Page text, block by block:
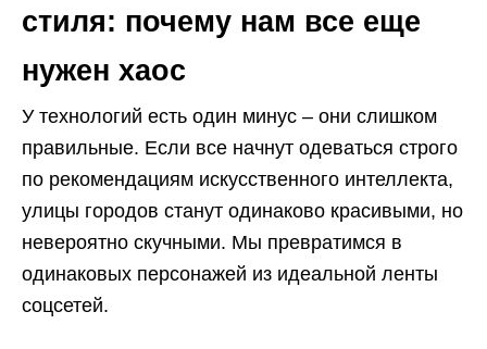
стиля: почему нам все еще
нужен хаос
У технологий есть один минус – они слишком
правильные. Если все начнут одеваться строго
по рекомендациям искусственного интеллекта,
улицы городов станут одинаково красивыми, но
невероятно скучными. Мы превратимся в
одинаковых персонажей из идеальной ленты
соцсетей.